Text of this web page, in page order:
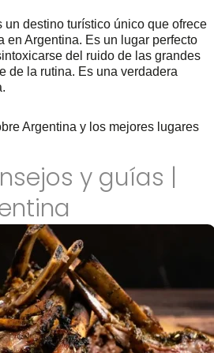
un destino turístico único que ofrece
en Argentina. Es un lugar perfecto
del ruido de las grandes
de la rutina. Es una verdadera
Argentina y los mejores lugares
y guías |